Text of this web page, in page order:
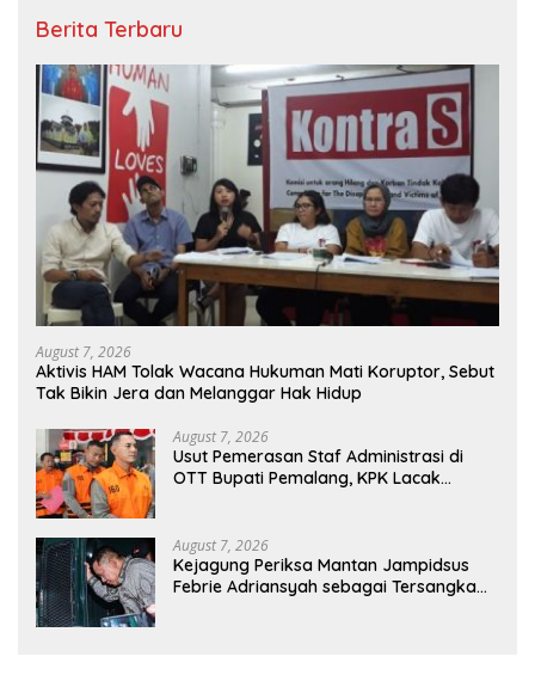
Berita Terbaru
August 7, 2026
Aktivis HAM Tolak Wacana Hukuman Mati Koruptor, Sebut
Tak Bikin Jera dan Melanggar Hak Hidup
August 7, 2026
Usut Pemerasan Staf Administrasi di
OTT Bupati Pemalang, KPK Lacak
August 7, 2026
Kejagung Periksa Mantan Jampidsus
Febrie Adriansyah sebagai Tersangka